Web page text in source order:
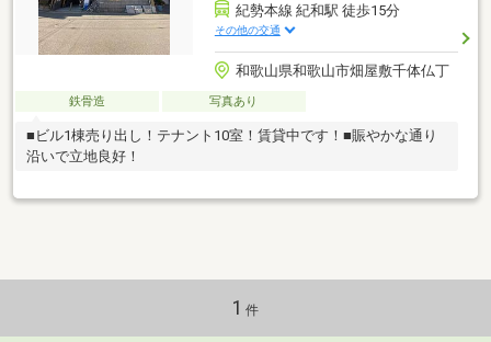
紀勢本線 紀和駅 徒歩15分
その他の交通
和歌山県和歌山市畑屋敷千体仏丁
鉄骨造 写真あり
■ビル1棟売り出し！テナント10室！賃貸中です！■賑やかな通り
沿いで立地良好！
1 件